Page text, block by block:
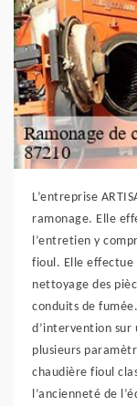
L’entreprise
ramonage. Elle
l’entretien y
fioul. Elle effectue
nettoyage des
conduits de
d’intervention sur
plusieurs
chaudière fioul
l’ancienneté de